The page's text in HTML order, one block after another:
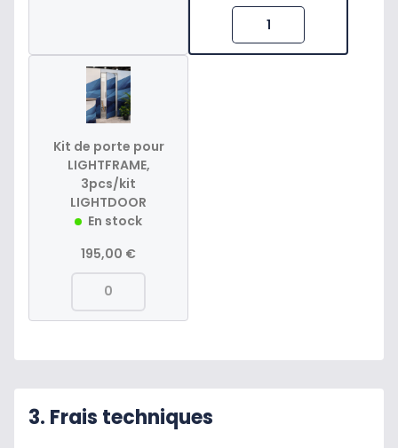
Kit de porte pour
LIGHTFRAME,
3pcs/kit
LIGHTDOOR
En stock
195,00 €
3. Frais techniques